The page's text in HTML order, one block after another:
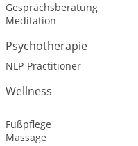
Gesprächsberatung
Meditation
Psychotherapie
NLP-Practitioner
Wellness
Fußpflege
Massage